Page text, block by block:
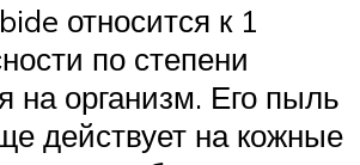
относится к 1
по степени
на организм. Его пыль
действует на кожные